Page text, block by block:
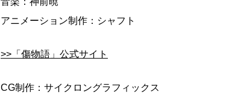
アニメーション制作：シャフト
>>「傷物語」公式サイト
CG制作：サイクロングラフィックス